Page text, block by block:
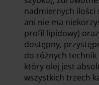
nadmiernych ilości
ani nie ma
profil lipidowy)
dostępny,
do różnych technik
który olej jest
wszystkich trzech